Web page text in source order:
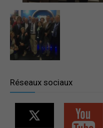
Réseaux sociaux